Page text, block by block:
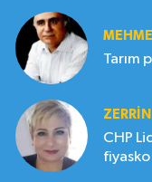
Tarım
CHP
fiyasko